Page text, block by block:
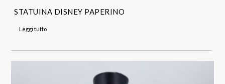
STATUINA DISNEY PAPERINO
Leggi tutto